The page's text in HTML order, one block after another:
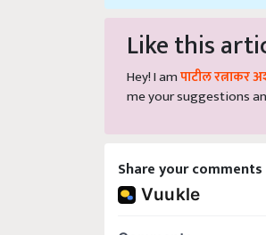
Like this
Hey! I am पाटील रत्नाकर
me your suggestions
Share your comments